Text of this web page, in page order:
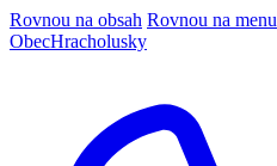
Rovnou na obsah Rovnou na menu
ObecHracholusky